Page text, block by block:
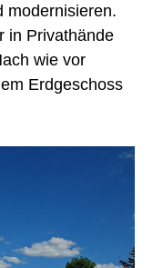
modernisieren.
in Privathände
wie vor
Erdgeschoss